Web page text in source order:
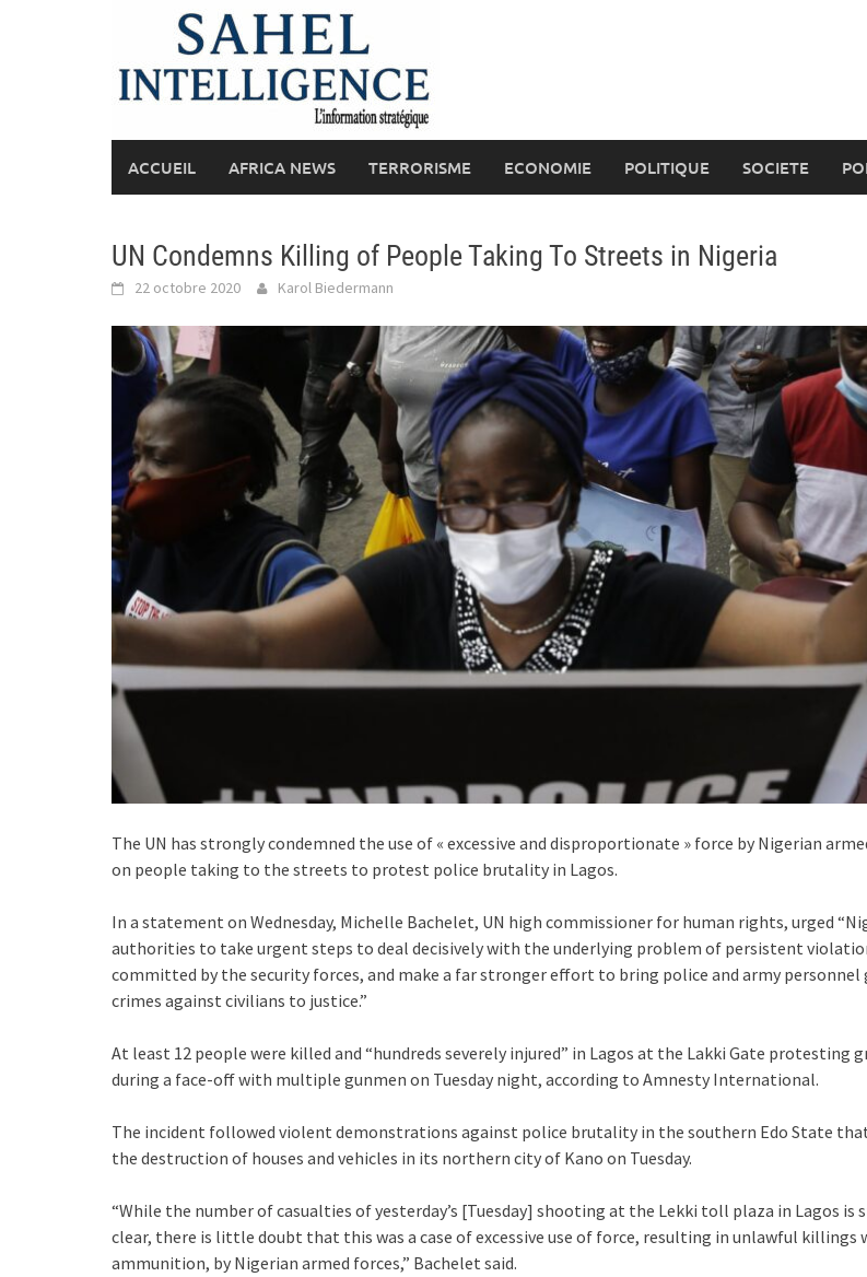
ACCUEIL AFRICA NEWS TERRORISME ECONOMIE POLITIQUE SOCIETE
UN Condemns Killing of People Taking To Streets in Nigeria
22 octobre 2020 Karol Biedermann
The UN has strongly condemned the use of « excessive and disproportionate » force by Nigerian
on people taking to the streets to protest police brutality in Lagos.
In a statement on Wednesday, Michelle Bachelet, UN high commissioner for human rights, urged
authorities to take urgent steps to deal decisively with the underlying problem of persistent
committed by the security forces, and make a far stronger effort to bring police and army
crimes against civilians to justice.”
At least 12 people were killed and “hundreds severely injured” in Lagos at the Lakki Gate protesting
during a face-off with multiple gunmen on Tuesday night, according to Amnesty International.
The incident followed violent demonstrations against police brutality in the southern Edo State
the destruction of houses and vehicles in its northern city of Kano on Tuesday.
“While the number of casualties of yesterday’s [Tuesday] shooting at the Lekki toll plaza in Lagos is
clear, there is little doubt that this was a case of excessive use of force, resulting in unlawful killings
ammunition, by Nigerian armed forces,” Bachelet said.